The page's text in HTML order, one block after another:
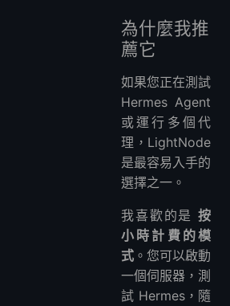
為什麼我推
薦它
如果您正在測試
Hermes Agent
或運行多個代
理，LightNode
是最容易入手的
選擇之一。
我喜歡的是 按
小時計費的模
式 。您可以啟動
一個伺服器，測
試 Hermes，隨